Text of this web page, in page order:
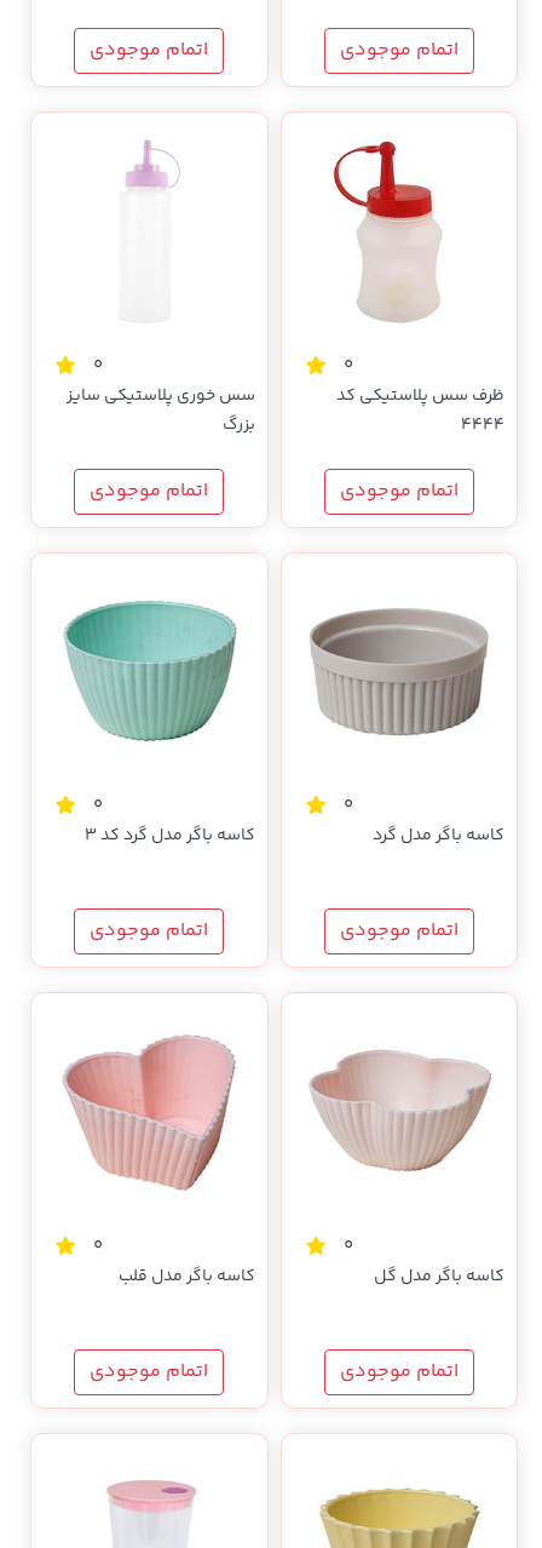
اتمام موجودی اتمام موجودی
0
ظرف سس پلاستیکی کد
4444
اتمام موجودی
0
سس خوری پلاستیکی سایز
بزرگ
اتمام موجودی
0
کاسه باگر مدل گرد
اتمام موجودی
0
کاسه باگر مدل گرد کد 3
اتمام موجودی
0
کاسه باگر مدل گل
اتمام موجودی
0
کاسه باگر مدل قلب
اتمام موجودی